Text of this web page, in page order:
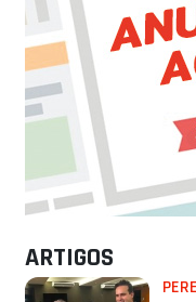
ARTIGOS